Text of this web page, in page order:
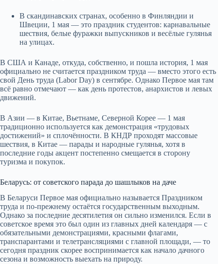
В скандинавских странах, особенно в Финляндии и
Швеции, 1 мая — это праздник студентов: карнавальные
шествия, белые фуражки выпускников и весёлые гулянья
на улицах.
В США и Канаде, откуда, собственно, и пошла история, 1 мая
официально не считается праздником труда — вместо этого есть
свой День труда (Labor Day) в сентябре. Однако Первое мая там
всё равно отмечают — как день протестов, анархистов и левых
движений.
В Азии — в Китае, Вьетнаме, Северной Корее — 1 мая
традиционно используется как демонстрация «трудовых
достижений» и сплочённости. В КНДР проходят массовые
шествия, в Китае — парады и народные гулянья, хотя в
последние годы акцент постепенно смещается в сторону
туризма и покупок.
Беларусь: от советского парада до шашлыков на даче
В Беларуси Первое мая официально называется Праздником
труда и по-прежнему остаётся государственным выходным.
Однако за последние десятилетия он сильно изменился. Если в
советское время это был один из главных дней календаря — с
обязательными демонстрациями, красными флагами,
транспарантами и телетрансляциями с главной площади, — то
сегодня праздник скорее воспринимается как начало дачного
сезона и возможность выехать на природу.